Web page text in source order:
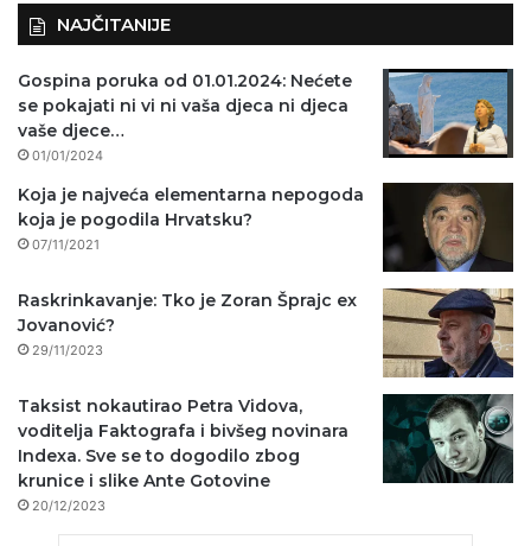
NAJČITANIJE
Gospina poruka od 01.01.2024: Nećete
se pokajati ni vi ni vaša djeca ni djeca
vaše djece…
01/01/2024
Koja je najveća elementarna nepogoda
koja je pogodila Hrvatsku?
07/11/2021
Raskrinkavanje: Tko je Zoran Šprajc ex
Jovanović?
29/11/2023
Taksist nokautirao Petra Vidova,
voditelja Faktografa i bivšeg novinara
Indexa. Sve se to dogodilo zbog
krunice i slike Ante Gotovine
20/12/2023